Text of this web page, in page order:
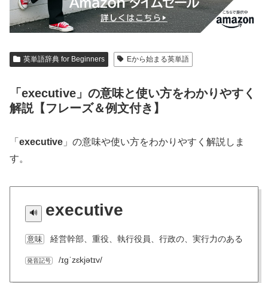
英単語辞典 for Beginners Eから始まる英単語
「executive」の意味と使い方をわかりやすく
解説【フレーズ＆例文付き】
「 executive 」の意味や使い方をわかりやすく解説しま
す。
executive
意味 経営幹部、重役、執行役員、行政の、実行力のある
発音記号 /ɪɡˈzɛkjətɪv/